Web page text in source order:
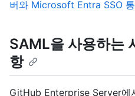
버와 Microsoft Entra SSO
SAML을 사용하는
항
GitHub Enterprise Server에